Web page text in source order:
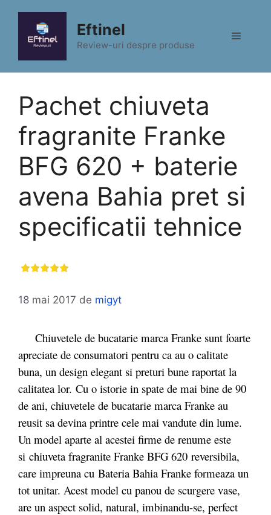
conținut
Eftinel
Review-uri despre produse
Meniu
Pachet chiuveta
fragranite Franke
BFG 620 + baterie
avena Bahia pret si
specificatii tehnice
18 mai 2017 de migyt
Chiuvetele de bucatarie marca Franke sunt foarte
apreciate de consumatori pentru ca au o calitate
buna, un design elegant si preturi bune raportat la
calitatea lor. Cu o istorie in spate de mai bine de 90
de ani, chiuvetele de bucatarie marca Franke au
reusit sa devina printre cele mai vandute din lume.
Un model aparte al acestei firme de renume este
si chiuveta fragranite Franke BFG 620 reversibila,
care impreuna cu Bateria Bahia Franke formeaza un
tot unitar. Acest model cu panou de scurgere vase,
are un aspect solid, natural, imbinandu-se, perfect